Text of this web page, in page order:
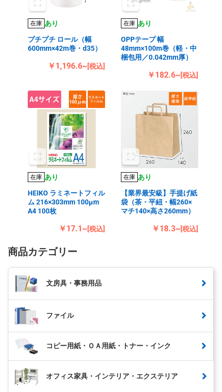
在庫 あり
プチプチ ロール（幅
600mm×42m巻・d35）
￥1,196.6~[税込]
在庫 あり
OPPテープ 幅
48mm×100m巻（軽・中
梱包用／0.042mm厚）
￥182.6~[税込]
在庫 あり
HEIKO ラミネートフィル
ム 216×303mm 100μm
A4 100枚
￥17.1~[税込]
在庫 あり
【業界最安級】手提げ紙
袋（茶・平紐・幅260×
マチ140×高さ260mm）
￥18.3~[税込]
商品カテゴリー
文房具・事務用品
ファイル
コピー用紙・ＯＡ用紙・トナー・インク
オフィス家具・インテリア・エクステリア